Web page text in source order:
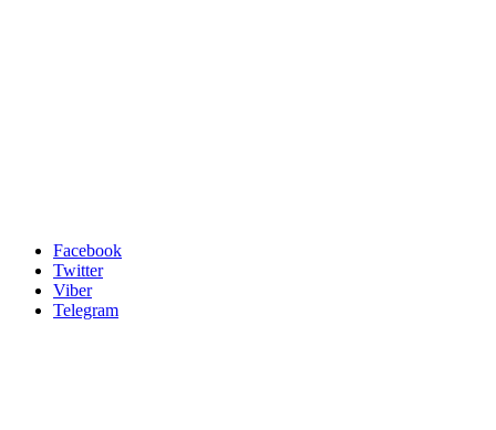
Facebook
Twitter
Viber
Telegram